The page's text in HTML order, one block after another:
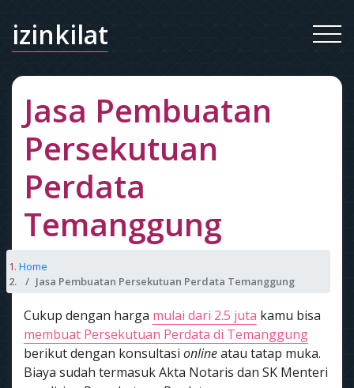
izinkilat
Jasa Pembuatan
Persekutuan
Perdata
Temanggung
Home
Jasa Pembuatan Persekutuan Perdata Temanggung
Cukup dengan harga mulai dari 2.5 juta kamu bisa
membuat Persekutuan Perdata di Temanggung
berikut dengan konsultasi onlineatau tatap muka.
Biaya sudah termasuk Akta Notaris dan SK Menteri